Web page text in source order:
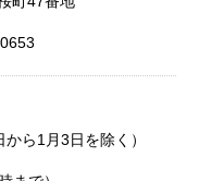
から1月3日を除く）